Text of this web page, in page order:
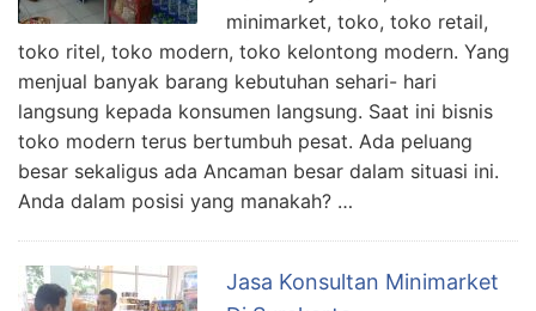
minimarket, toko, toko retail,
toko ritel, toko modern, toko kelontong modern. Yang
menjual banyak barang kebutuhan sehari- hari
langsung kepada konsumen langsung. Saat ini bisnis
toko modern terus bertumbuh pesat. Ada peluang
besar sekaligus ada Ancaman besar dalam situasi ini.
Anda dalam posisi yang manakah? …
Jasa Konsultan Minimarket